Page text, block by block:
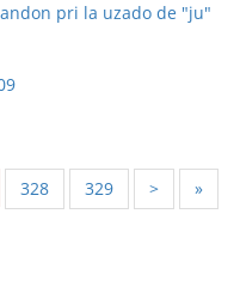
pri la uzado de "ju"
328 329 > »